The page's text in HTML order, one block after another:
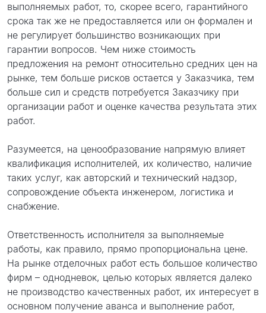
выполняемых работ, то, скорее всего, гарантийного
срока так же не предоставляется или он формален и
не регулирует большинство возникающих при
гарантии вопросов. Чем ниже стоимость
предложения на ремонт относительно средних цен на
рынке, тем больше рисков остается у Заказчика, тем
больше сил и средств потребуется Заказчику при
организации работ и оценке качества результата этих
работ.
Разумеется, на ценообразование напрямую влияет
квалификация исполнителей, их количество, наличие
таких услуг, как авторский и технический надзор,
сопровождение объекта инженером, логистика и
снабжение.
Ответственность исполнителя за выполняемые
работы, как правило, прямо пропорциональна цене.
На рынке отделочных работ есть большое количество
фирм – однодневок, целью которых является далеко
не производство качественных работ, их интересует в
основном получение аванса и выполнение работ,